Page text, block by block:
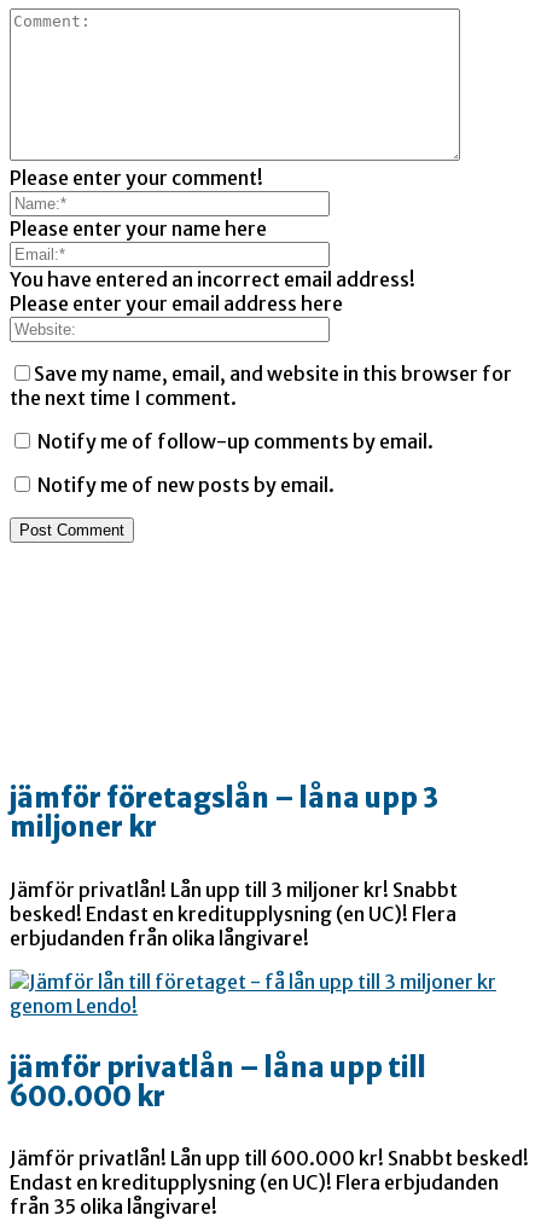
Please enter your comment!
Please enter your name here
You have entered an incorrect email address!
Please enter your email address here
Save my name, email, and website in this browser for
the next time I comment.
Notify me of follow-up comments by email.
Notify me of new posts by email.
jämför företagslån – låna upp 3
miljoner kr
Jämför privatlån! Lån upp till 3 miljoner kr! Snabbt
besked! Endast en kreditupplysning (en UC)! Flera
erbjudanden från olika långivare!
jämför privatlån – låna upp till
600.000 kr
Jämför privatlån! Lån upp till 600.000 kr! Snabbt besked!
Endast en kreditupplysning (en UC)! Flera erbjudanden
från 35 olika långivare!